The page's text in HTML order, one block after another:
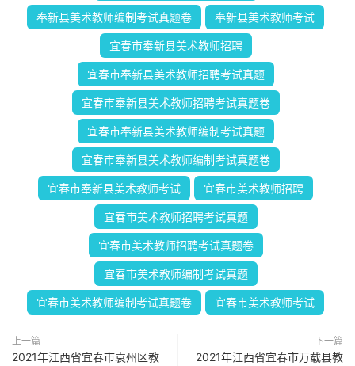
奉新县美术教师编制考试真题卷 奉新县美术教师考试
宜春市奉新县美术教师招聘
宜春市奉新县美术教师招聘考试真题
宜春市奉新县美术教师招聘考试真题卷
宜春市奉新县美术教师编制考试真题
宜春市奉新县美术教师编制考试真题卷
宜春市奉新县美术教师考试 宜春市美术教师招聘
宜春市美术教师招聘考试真题
宜春市美术教师招聘考试真题卷
宜春市美术教师编制考试真题
宜春市美术教师编制考试真题卷 宜春市美术教师考试
上一篇
2021年江西省宜春市袁州区教
下一篇
2021年江西省宜春市万载县教